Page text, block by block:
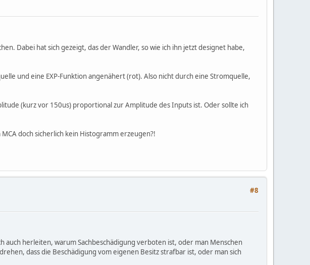
Dabei hat sich gezeigt, das der Wandler, so wie ich ihn jetzt designet habe,
und eine EXP-Funktion angenähert (rot). Also nicht durch eine Stromquelle,
(kurz vor 150us) proportional zur Amplitude des Inputs ist. Oder sollte ich
doch sicherlich kein Histogramm erzeugen?!
#8
auch herleiten, warum Sachbeschädigung verboten ist, oder man Menschen
dass die Beschädigung vom eigenen Besitz strafbar ist, oder man sich